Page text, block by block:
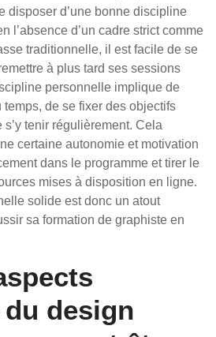
disposer d’une bonne discipline
l’absence d’un cadre strict comme
traditionnelle, il est facile de se
à plus tard ses sessions
personnelle implique de
de se fixer des objectifs
tenir régulièrement. Cela
certaine autonomie et motivation
dans le programme et tirer le
mises à disposition en ligne.
solide est donc un atout
sa formation de graphiste en
design